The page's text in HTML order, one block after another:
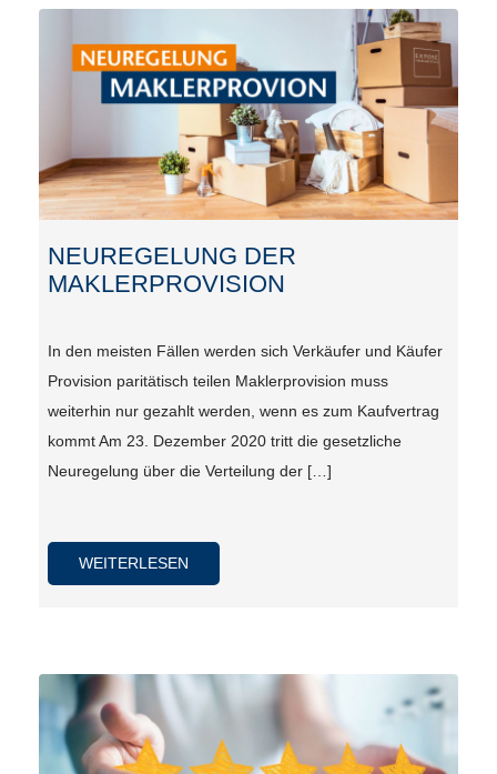
NEUREGELUNG DER
MAKLERPROVISION
In den meisten Fällen werden sich Verkäufer und Käufer
Provision paritätisch teilen Maklerprovision muss
weiterhin nur gezahlt werden, wenn es zum Kaufvertrag
kommt Am 23. Dezember 2020 tritt die gesetzliche
Neuregelung über die Verteilung der […]
WEITERLESEN